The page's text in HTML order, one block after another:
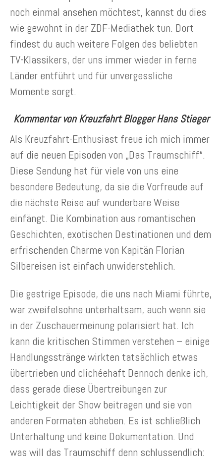
noch einmal ansehen möchtest, kannst du dies
wie gewohnt in der ZDF-Mediathek tun. Dort
findest du auch weitere Folgen des beliebten
TV-Klassikers, der uns immer wieder in ferne
Länder entführt und für unvergessliche
Momente sorgt.
Kommentar von Kreuzfahrt Blogger Hans Stieger
Als Kreuzfahrt-Enthusiast freue ich mich immer
auf die neuen Episoden von „Das Traumschiff“.
Diese Sendung hat für viele von uns eine
besondere Bedeutung, da sie die Vorfreude auf
die nächste Reise auf wunderbare Weise
einfängt. Die Kombination aus romantischen
Geschichten, exotischen Destinationen und dem
erfrischenden Charme von Kapitän Florian
Silbereisen ist einfach unwiderstehlich.
Die gestrige Episode, die uns nach Miami führte,
war zweifelsohne unterhaltsam, auch wenn sie
in der Zuschauermeinung polarisiert hat. Ich
kann die kritischen Stimmen verstehen – einige
Handlungsstränge wirkten tatsächlich etwas
übertrieben und clichéehaft Dennoch denke ich,
dass gerade diese Übertreibungen zur
Leichtigkeit der Show beitragen und sie von
anderen Formaten abheben. Es ist schließlich
Unterhaltung und keine Dokumentation. Und
was will das Traumschiff denn schlussendlich: